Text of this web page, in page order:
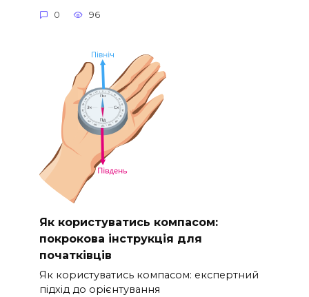
0 96
Як користуватись компасом:
покрокова інструкція для
початківців
Як користуватись компасом: експертний
підхід до орієнтування